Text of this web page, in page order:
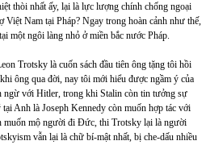
thòi nhất ấy, lại là lực lượng chính chống ngoại
ViệtNam tại Pháp? Ngay trong hoàn cảnh như thế,
một ngôi làng nhỏ ở miền bắc nước Pháp.
Trotsky là cuốn sách đầu tiên ông tặng tôi hồi
ông qua đời, nay tôi mới hiểu được ngầm ý của
ngừ với Hitler, trong khi Stalin còn tin tưởng sự
Anh là Joseph Kennedy còn muốn hợp tác với
muốn mộ người đi Đức, thi Trotsky lại là người
vẫn lại là chữ bí-mật nhất, bị che-dấu nhiều